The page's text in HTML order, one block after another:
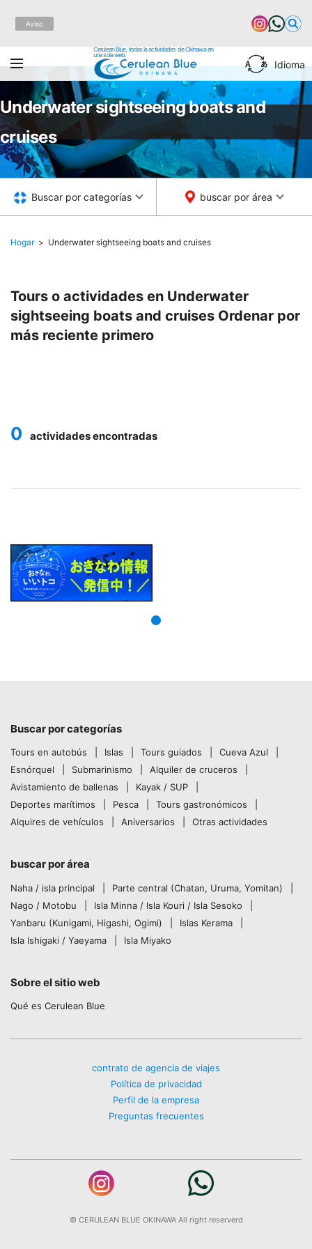
Aviso
Cerulean Blue, todas la actividades de Okinawa en
una sola web.
Idioma
Hogar Underwater sightseeing boats and cruises
Buscar por categorías buscar por área
Underwater sightseeing boats and
cruises
Tours o actividades en Underwater
sightseeing boats and cruises Ordenar por
más reciente primero
0 actividades encontradas
Buscar por categorías
Tours en autobús Islas Tours guiados
Cueva Azul
Esnórquel
Submarinismo
Alquiler de cruceros
Avistamiento de ballenas
Kayak / SUP
Deportes marítimos
Pesca
Tours gastronómicos
Alquires de vehículos
Aniversarios Otras actividades
buscar por área
Naha / isla principal
Parte central (Chatan, Uruma, Yomitan)
Nago / Motobu
Isla Minna / Isla Kouri / Isla Sesoko
Yanbaru (Kunigami, Higashi, Ogimi)
Islas Kerama
Isla Ishigaki / Yaeyama
Isla Miyako
Sobre el sitio web
Qué es Cerulean Blue
contrato de agencia de viajes
Política de privacidad
Perfil de la empresa
Preguntas frecuentes
© CERULEAN BLUE OKINAWA All right reserverd